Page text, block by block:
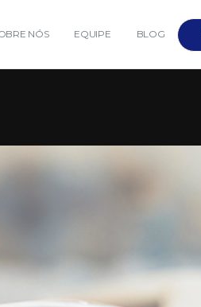
NÓS EQUIPE BLOG